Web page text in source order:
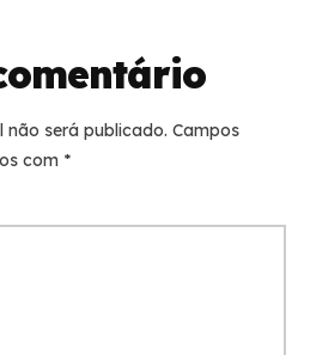
não será publicado. Campos
com *